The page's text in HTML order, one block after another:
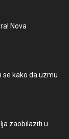
Nova
se kako da uzmu
zaobilaziti u